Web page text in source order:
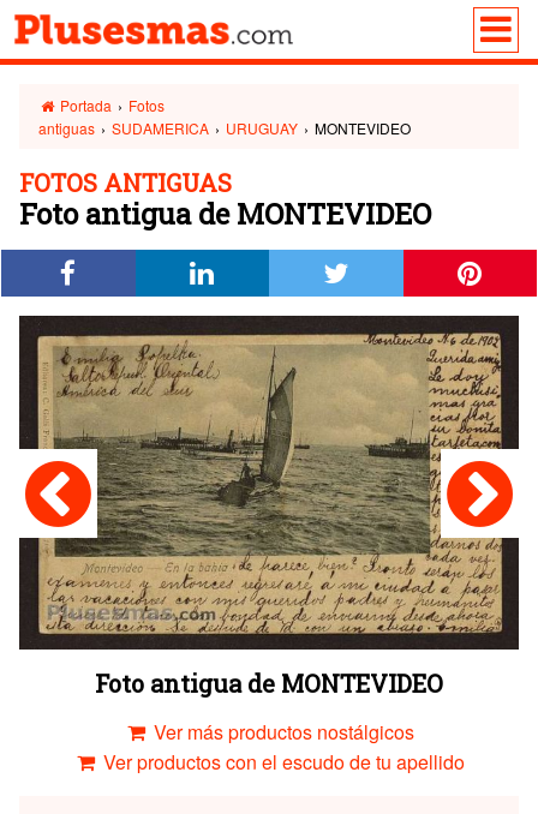
Portada › Fotos
antiguas › SUDAMERICA › URUGUAY › MONTEVIDEO
FOTOS ANTIGUAS
Foto antigua de MONTEVIDEO
Foto antigua de MONTEVIDEO
Ver más productos nostálgicos
Ver productos con el escudo de tu apellido